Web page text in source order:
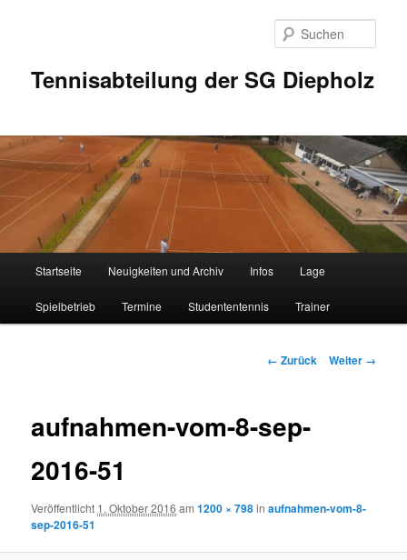
Tennisabteilung der SG Diepholz
Startseite Neuigkeiten und Archiv Infos Lage
Spielbetrieb Termine Studententennis Trainer
Bilder-
← Zurück Weiter →
aufnahmen-vom-8-sep-
2016-51
Veröffentlicht 1. Oktober 2016 am1200 × 798inaufnahmen-vom-8-
sep-2016-51